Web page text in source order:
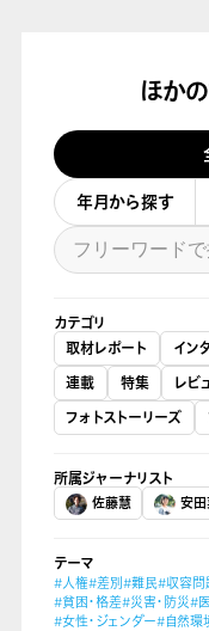
ほか
年月から探す
カテゴリ
取材レポート
イン
連載
特集 レビ
フォトストーリーズ
所属ジャーナリスト
佐藤慧 安
テーマ
#人権#差別#難民#収容問
#貧困・格差#災害・防災#
#女性・ジェンダー#自然環